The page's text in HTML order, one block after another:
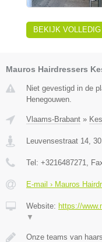
BEKIJK VOLLEDIG
Mauros Hairdressers
Niet gevestigd in de
Henegouwen.
Vlaams-Brabant »
Leuvensestraat 14
Tel: +3216487271 ,
E-mail › Mauros
Website: https://
▼
Onze teams van